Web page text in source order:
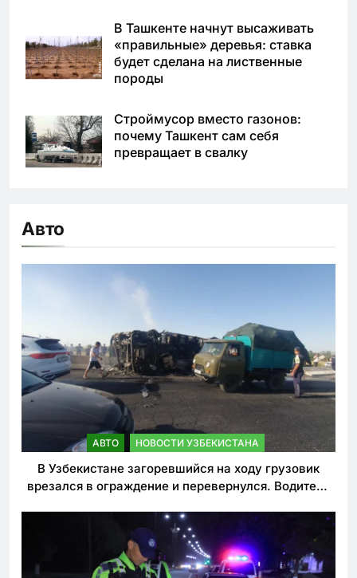
В Ташкенте начнут высаживать
«правильные» деревья: ставка
будет сделана на лиственные
породы
Строймусор вместо газонов:
почему Ташкент сам себя
превращает в свалку
Авто
АВТО НОВОСТИ УЗБЕКИСТАНА
В Узбекистане загоревшийся на ходу грузовик
врезался в ограждение и перевернулся. Водитель